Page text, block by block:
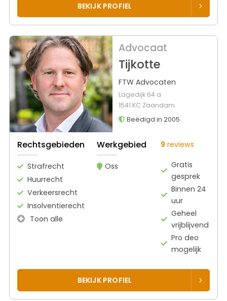
BEKIJK PROFIEL
Advocaat
Tijkotte
FTW Advocaten
Lagedijk 64 a
1541 KC Zaandam
Beëdigd in 2005
Rechtsgebieden
Strafrecht
Huurrecht
Verkeersrecht
Insolventierecht
Toon alle
Werkgebied
Oss
9 reviews
Gratis
gesprek
Binnen 24
uur
Geheel
vrijblijvend
Pro deo
mogelijk
BEKIJK PROFIEL